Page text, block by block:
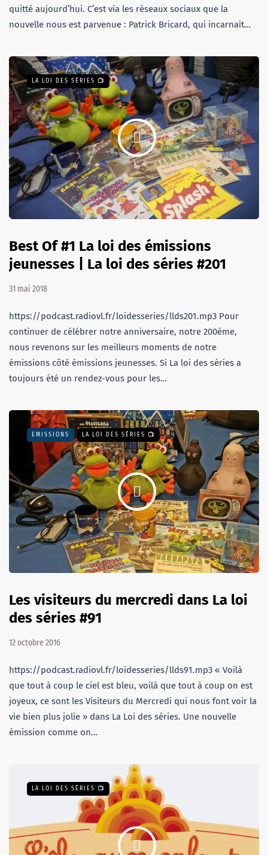
quitté aujourd’hui. C’est via les réseaux sociaux que la
nouvelle nous est parvenue : Patrick Bricard, qui incarnait…
LA LOI DES SÉRIES 📺
Best Of #1 La loi des émissions
jeunesses | La loi des séries #201
31 mai 2018
https://podcast.radiovl.fr/loidesseries/llds201.mp3 Pour
continuer de célébrer notre anniversaire, notre 200ème,
nous revenons sur les meilleurs moments de notre
émissions côté émissions jeunesses. Si La loi des séries a
toujours été un rendez-vous pour les…
EMISSIONS LA LOI DES SÉRIES 📺
Les visiteurs du mercredi dans La loi
des séries #91
12 octobre 2016
https://podcast.radiovl.fr/loidesseries/llds91.mp3 « Voilà
que tout à coup le ciel est bleu, voilà que tout à coup on est
joyeux, ce sont les Visiteurs du Mercredi qui nous font voir la
vie bien plus jolie » dans La Loi des séries. Une nouvelle
émission comme on…
LA LOI DES SÉRIES 📺